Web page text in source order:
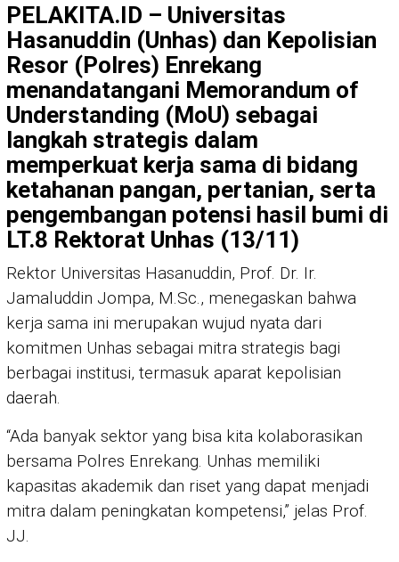
PELAKITA.ID – Universitas
Hasanuddin (Unhas) dan Kepolisian
Resor (Polres) Enrekang
menandatangani Memorandum of
Understanding (MoU) sebagai
langkah strategis dalam
memperkuat kerja sama di bidang
ketahanan pangan, pertanian, serta
pengembangan potensi hasil bumi di
LT.8 Rektorat Unhas (13/11)
Rektor Universitas Hasanuddin, Prof. Dr. Ir.
Jamaluddin Jompa, M.Sc., menegaskan bahwa
kerja sama ini merupakan wujud nyata dari
komitmen Unhas sebagai mitra strategis bagi
berbagai institusi, termasuk aparat kepolisian
daerah.
“Ada banyak sektor yang bisa kita kolaborasikan
bersama Polres Enrekang. Unhas memiliki
kapasitas akademik dan riset yang dapat menjadi
mitra dalam peningkatan kompetensi,” jelas Prof.
JJ.